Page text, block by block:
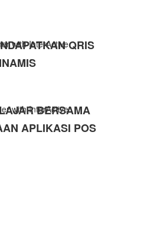
QRIS
BERSAMA
APLIKASI POS